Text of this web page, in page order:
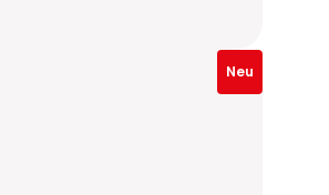
Neu